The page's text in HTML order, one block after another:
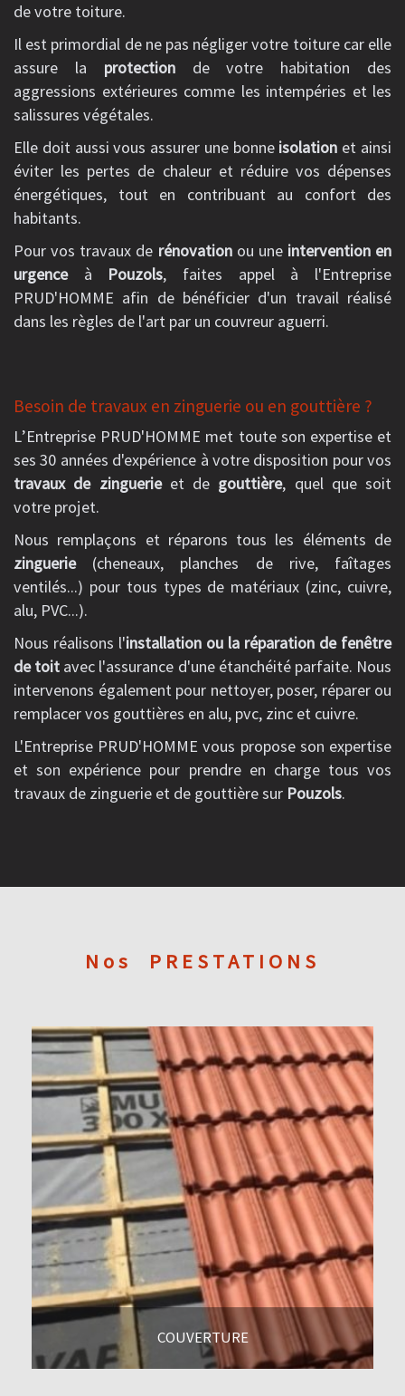
de votre toiture.
Il est primordial de ne pas négliger votre toiture car elle
assure la protectionde votre habitation des
aggressions extérieures comme les intempéries et les
salissures végétales.
Elle doit aussi vous assurer une bonne isolation et ainsi
éviter les pertes de chaleur et réduire vos dépenses
énergétiques, tout en contribuant au confort des
habitants.
Pour vos travaux de rénovationou une intervention en
urgenceà Pouzols, faites appel à l'Entreprise
PRUD'HOMME afin de bénéficier d'un travail réalisé
dans les règles de l'art par un couvreur aguerri.
Besoin de travaux en zinguerie ou en gouttière ?
L’Entreprise PRUD'HOMME met toute son expertise et
ses 30 années d'expérience à votre disposition pour vos
travaux de zinguerieet de gouttière, quel que soit
votre projet.
Nous remplaçons et réparons tous les éléments de
zinguerie(cheneaux, planches de rive, faîtages
ventilés...) pour tous types de matériaux (zinc, cuivre,
alu, PVC...).
Nous réalisons l'installation ou la réparation de fenêtre
de toit avec l'assurance d'une étanchéité parfaite. Nous
intervenons également pour nettoyer, poser, réparer ou
remplacer vos gouttières en alu, pvc, zinc et cuivre.
L'Entreprise PRUD'HOMME vous propose son expertise
et son expérience pour prendre en charge tous vos
travaux de zinguerie et de gouttière sur Pouzols.
Nos PRESTATIONS
COUVERTURE